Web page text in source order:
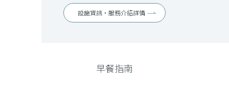
設施資訊・服務介紹詳情
早餐指南